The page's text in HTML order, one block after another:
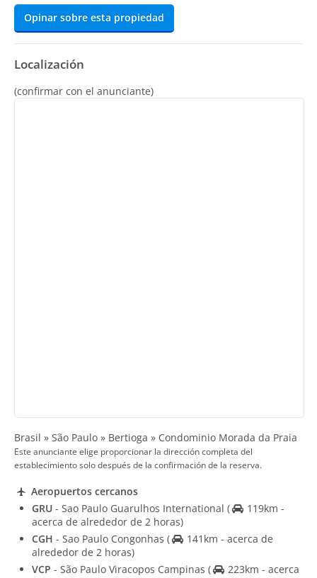
Opinar sobre esta propiedad
Localización
(confirmar con el anunciante)
Brasil » São Paulo » Bertioga » Condominio Morada da Praia
Este anunciante elige proporcionar la dirección completa del
establecimiento solo después de la confirmación de la reserva.
Aeropuertos cercanos
GRU - Sao Paulo Guarulhos International (
119km -
acerca de alrededor de 2 horas)
CGH - Sao Paulo Congonhas (
141km - acerca de
alrededor de 2 horas)
VCP - São Paulo Viracopos Campinas (
223km - acerca